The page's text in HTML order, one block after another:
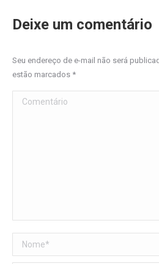
Deixe um comentário
Seu endereço de e-mail não será
estão marcados *
Comentário
Nome *